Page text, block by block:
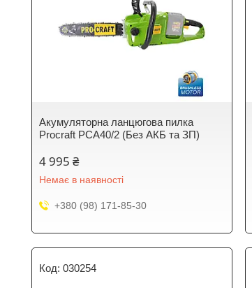
Акумуляторна ланцюгова пилка
Procraft PCA40/2 (Без АКБ та ЗП)
4 995 ₴
Немає в наявності
+380 (98) 171-85-30
030254